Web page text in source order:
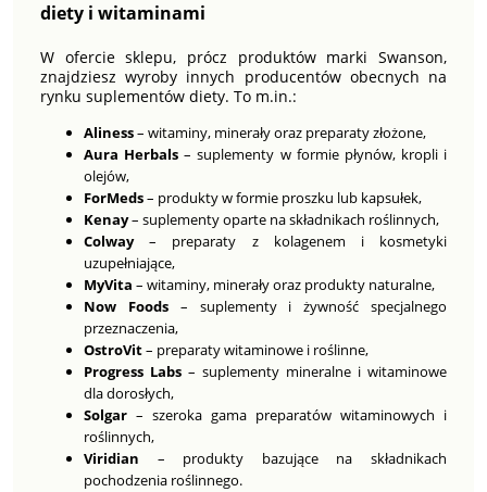
diety i witaminami
W ofercie sklepu, prócz produktów marki Swanson,
znajdziesz wyroby innych producentów obecnych na
rynku suplementów diety. To m.in.:
Aliness– witaminy, minerały oraz preparaty złożone,
Aura Herbals – suplementy w formie płynów, kropli i
olejów,
ForMeds– produkty w formie proszku lub kapsułek,
Kenay– suplementy oparte na składnikach roślinnych,
Colway– preparaty z kolagenem i kosmetyki
uzupełniające,
MyVita – witaminy, minerały oraz produkty naturalne,
Now Foods– suplementy i żywność specjalnego
przeznaczenia,
OstroVit– preparaty witaminowe i roślinne,
Progress Labs – suplementy mineralne i witaminowe
dla dorosłych,
Solgar – szeroka gama preparatów witaminowych i
roślinnych,
Viridian – produkty bazujące na składnikach
pochodzenia roślinnego.